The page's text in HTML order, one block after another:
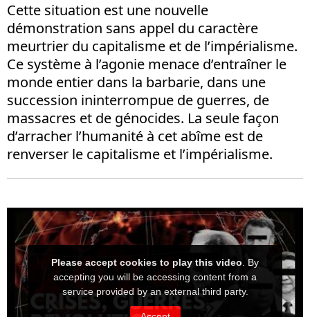
Cette situation est une nouvelle
démonstration sans appel du caractère
meurtrier du capitalisme et de l’impérialisme.
Ce système à l’agonie menace d’entraîner le
monde entier dans la barbarie, dans une
succession ininterrompue de guerres, de
massacres et de génocides. La seule façon
d’arracher l’humanité à cet abîme est de
renverser le capitalisme et l’impérialisme.